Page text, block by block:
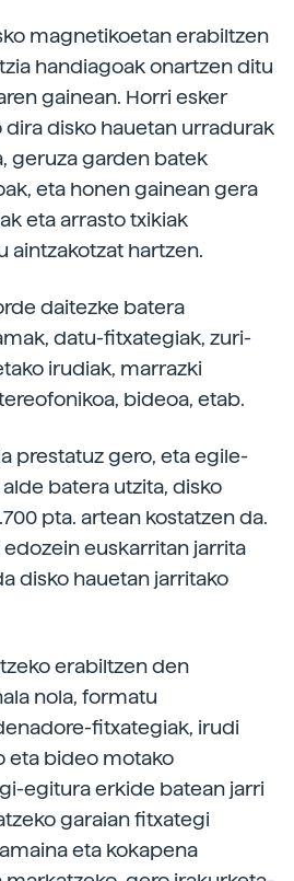
magnetikoetan erabiltzen
handiagoak onartzen ditu
gainean. Horri esker
disko hauetan urradurak
geruza garden batek
eta honen gainean gera
eta arrasto txikiak
aintzakotzat hartzen.
daitezke batera
datu-fitxategiak, zuri-
irudiak, marrazki
bideoa, etab.
prestatuz gero, eta egile-
batera utzita, disko
pta. artean kostatzen da.
euskarritan jarrita
disko hauetan jarritako
erabiltzen den
nola, formatu
fitxategiak, irudi
eta bideo motako
egitura erkide batean jarri
garaian fitxategi
eta kokapena